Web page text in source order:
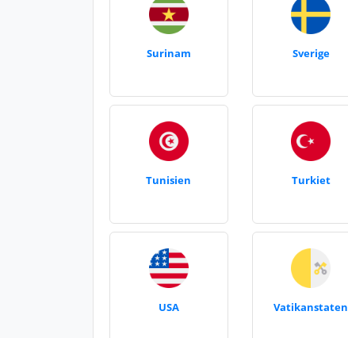
Surinam Sverige
Tunisien Turkiet
USA Vatikanstaten